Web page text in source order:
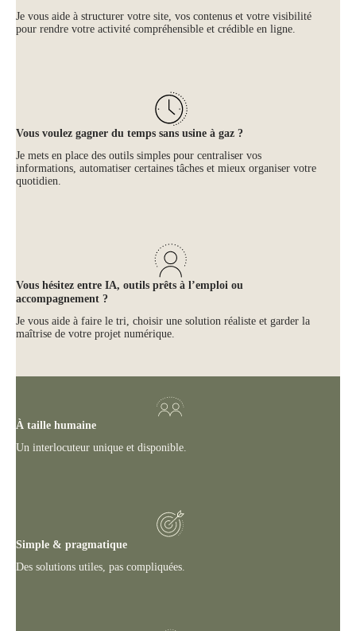
Je vous aide à structurer votre site, vos contenus et votre visibilité
pour rendre votre activité compréhensible et crédible en ligne.
Vous voulez gagner du temps sans usine à gaz ?
Je mets en place des outils simples pour centraliser vos
informations, automatiser certaines tâches et mieux organiser votre
quotidien.
Vous hésitez entre IA, outils prêts à l’emploi ou
accompagnement ?
Je vous aide à faire le tri, choisir une solution réaliste et garder la
maîtrise de votre projet numérique.
À taille humaine
Un interlocuteur unique et disponible.
Simple & pragmatique
Des solutions utiles, pas compliquées.